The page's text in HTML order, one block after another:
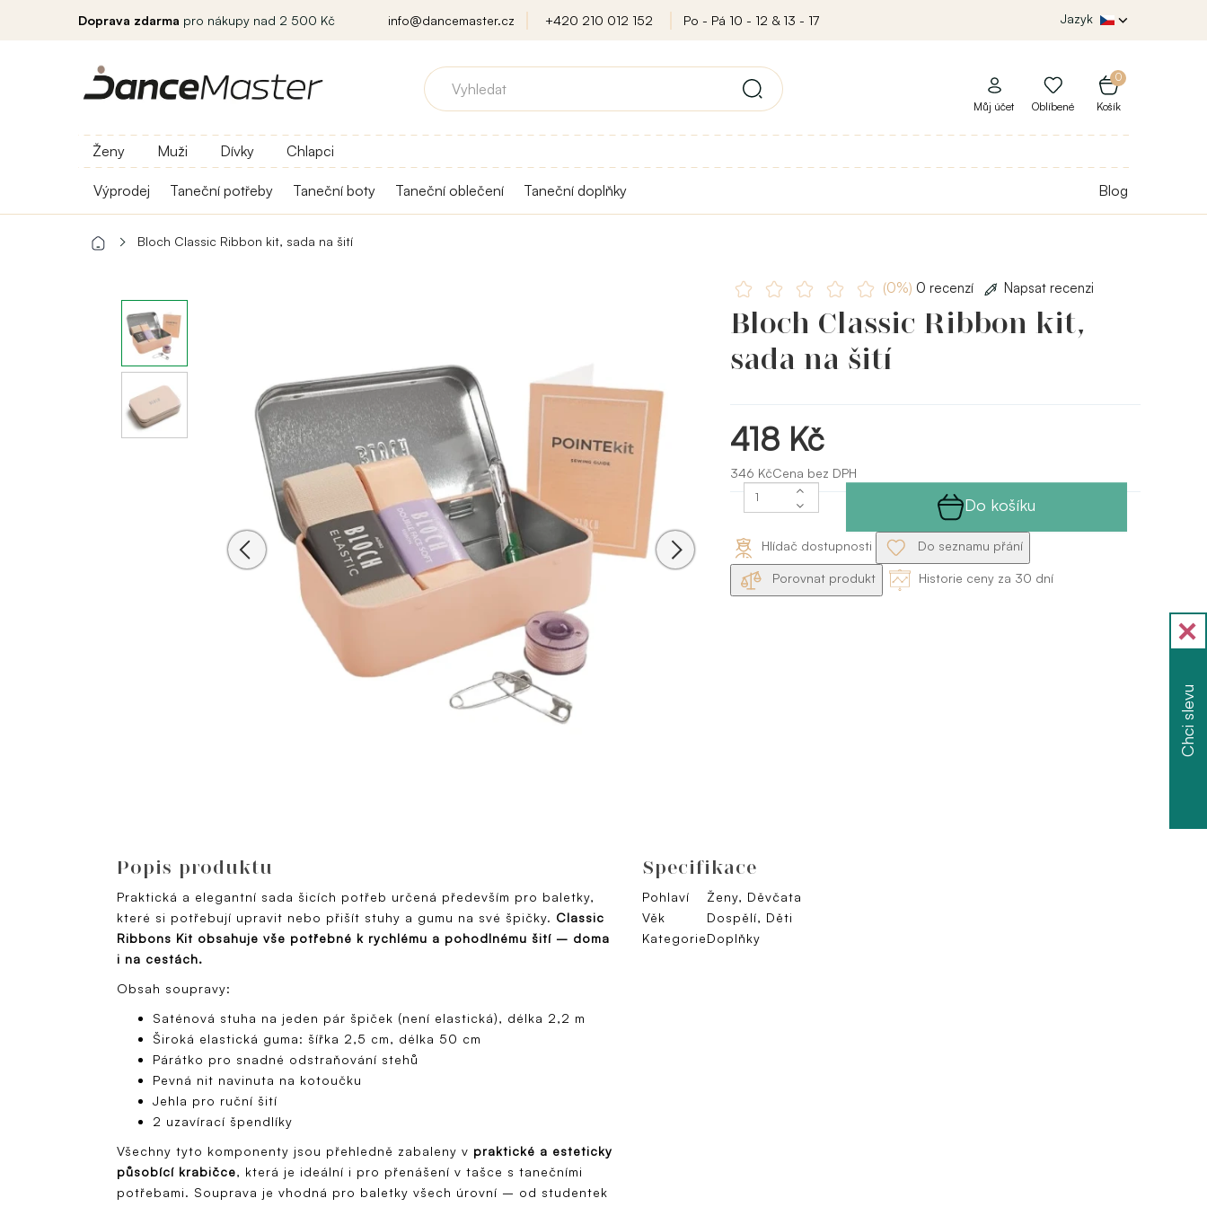
Doprava zdarma pro nákupy nad 2 500 Kč info@dancemaster.cz +420 210 012 152 Po - Pá 10 - 12 & 13 - 17 Jazyk
0
Košík
Můj účet Oblíbené
Ženy Muži Dívky Chlapci
Výprodej Taneční potřeby Taneční boty Taneční oblečení Taneční doplňky Blog
Bloch Classic Ribbon kit, sada na šití
(0%) 0 recenzí Napsat recenzi
Bloch Classic Ribbon kit,
sada na šití
418 Kč
346 KčCena bez DPH
Do košíku
Hlídač dostupnosti Do seznamu přání
Porovnat produkt Historie ceny za 30 dní
Popis produktu
Praktická a elegantní sada šicích potřeb určená především pro baletky,
které si potřebují upravit nebo přišít stuhy a gumu na své špičky. Classic
Ribbons Kit obsahuje vše potřebné k rychlému a pohodlnému šití – doma
i na cestách.
Obsah soupravy:
Saténová stuha na jeden pár špiček (není elastická), délka 2,2 m
Široká elastická guma: šířka 2,5 cm, délka 50 cm
Párátko pro snadné odstraňování stehů
Pevná nit navinuta na kotoučku
Jehla pro ruční šití
2 uzavírací špendlíky
Všechny tyto komponenty jsou přehledně zabaleny v praktické a esteticky
působící krabičce, která je ideální i pro přenášení v tašce s tanečními
potřebami. Souprava je vhodná pro baletky všech úrovní – od studentek
Specifikace
Pohlaví
Ženy, Děvčata
Věk
Dospělí, Děti
KategorieDoplňky
Chci slevu